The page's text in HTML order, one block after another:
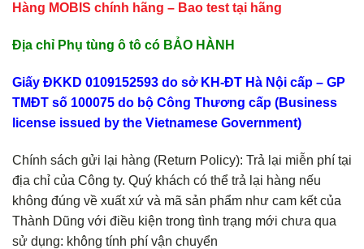
Hàng MOBIS chính hãng – Bao test tại hãng
Địa chỉ Phụ tùng ô tô có BẢO HÀNH
Giấy ĐKKD 0109152593 do sở KH-ĐT Hà Nội cấp – GP
TMĐT số 100075 do bộ Công Thương cấp (Business
license issued by the Vietnamese Government)
Chính sách gửi lại hàng (Return Policy): Trả lại miễn phí tại
địa chỉ của Công ty. Quý khách có thể trả lại hàng nếu
không đúng về xuất xứ và mã sản phẩm như cam kết của
Thành Dũng với điều kiện trong tình trạng mới chưa qua
sử dụng: không tính phí vận chuyển